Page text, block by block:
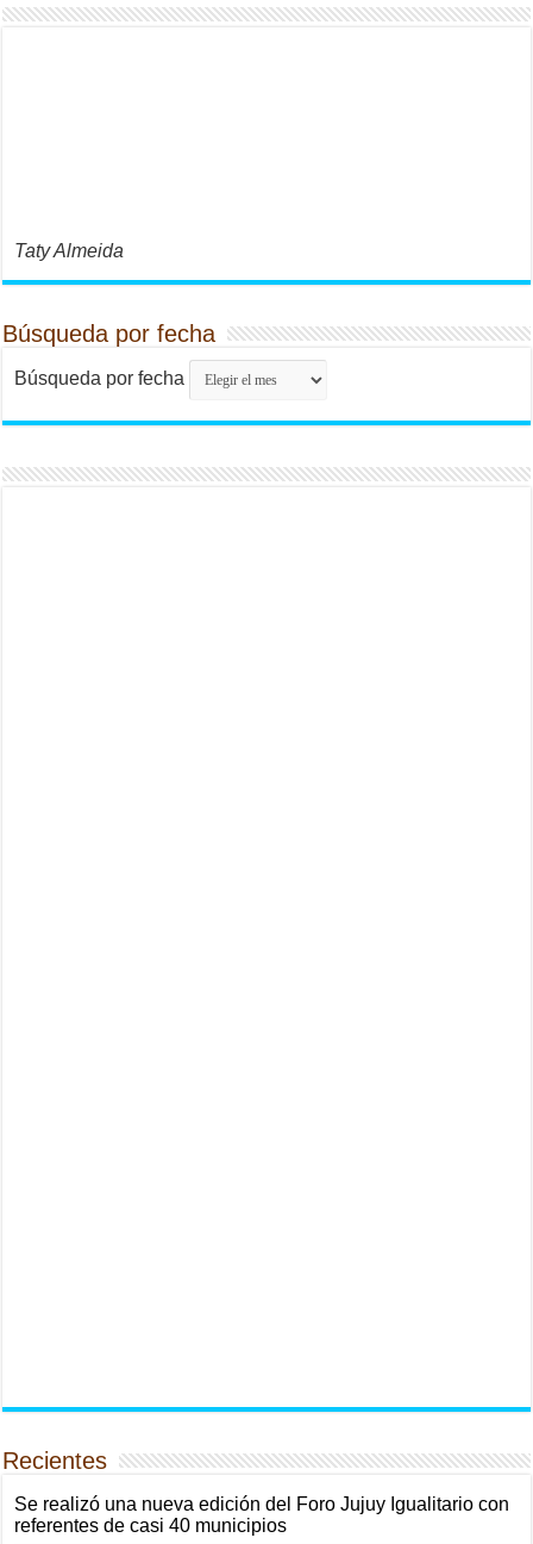
Taty Almeida
Búsqueda por fecha
Búsqueda por fecha
Recientes
Se realizó una nueva edición del Foro Jujuy Igualitario con
referentes de casi 40 municipios